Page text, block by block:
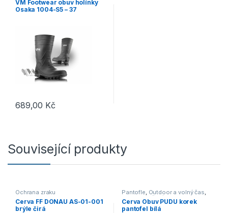
VM Footwear obuv holínky
Osaka 1004-S5 – 37
689,00 Kč
Související produkty
Ochrana zraku
Cerva FF DONAU AS-01-001
brýle čirá
Pantofle, Outdoor a volný čas,
Obuv Otevřená obuv
Cerva Obuv PUDU korek
pantofel bílá